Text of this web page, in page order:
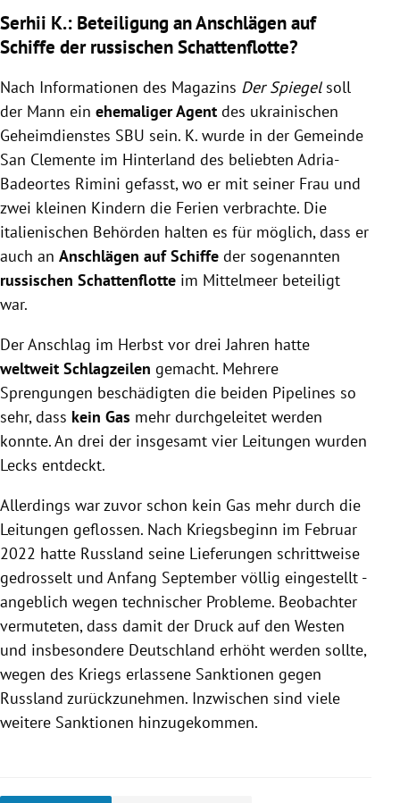
Serhii K.: Beteiligung an Anschlägen auf
Schiffe der russischen Schattenflotte?
Nach Informationen des Magazins Der Spiegelsoll
der Mann ein ehemaliger Agent des ukrainischen
Geheimdienstes SBU sein. K. wurde in der Gemeinde
San Clemente im Hinterland des beliebten Adria-
Badeortes Rimini gefasst, wo er mit seiner Frau und
zwei kleinen Kindern die Ferien verbrachte. Die
italienischen Behörden halten es für möglich, dass er
auch an Anschlägen auf Schiffe der sogenannten
russischen Schattenflotte im Mittelmeer beteiligt
war.
Der Anschlag im Herbst vor drei Jahren hatte
weltweit Schlagzeilen gemacht. Mehrere
Sprengungen beschädigten die beiden Pipelines so
sehr, dass kein Gas mehr durchgeleitet werden
konnte. An drei der insgesamt vier Leitungen wurden
Lecks entdeckt.
Allerdings war zuvor schon kein Gas mehr durch die
Leitungen geflossen. Nach Kriegsbeginn im Februar
2022 hatte Russland seine Lieferungen schrittweise
gedrosselt und Anfang September völlig eingestellt -
angeblich wegen technischer Probleme. Beobachter
vermuteten, dass damit der Druck auf den Westen
und insbesondere Deutschland erhöht werden sollte,
wegen des Kriegs erlassene Sanktionen gegen
Russland zurückzunehmen. Inzwischen sind viele
weitere Sanktionen hinzugekommen.